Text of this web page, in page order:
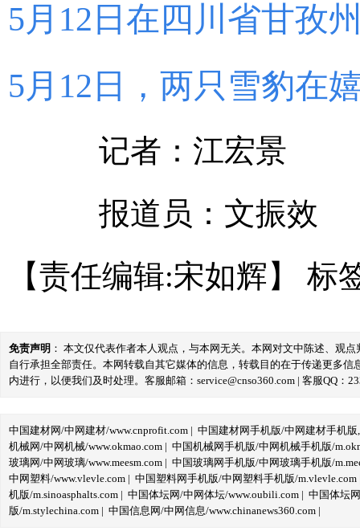
5月12日在四川省甘孜
5月12日，两只雪豹在
记者：江宏景
报道员：文振效
【责任编辑:宋如辉】 标
免责声明 ： 本文仅代表作者本人观点，与本网无关。本网对文中陈述、观
自行承担全部责任。本网转载自其它媒体的信息，转载目的在于传递更多
内进行，以便我们及时处理。客服邮箱：service@cnso360.com | 客服QQ：
中国建材网/中网建材/www.cnprofit.com | 中国建材网手机版/中网建材手机版
机械网/中网机械/www.okmao.com | 中国机械网手机版/中网机械手机版/
玻璃网/中网玻璃/www.meesm.com | 中国玻璃网手机版/中网玻璃手机版/
中网塑料/www.vlevle.com | 中国塑料网手机版/中网塑料手机版/m.vlevle.com
机版/m.sinoasphalts.com | 中国体坛网/中网体坛/www.oubili.com | 中国体坛
版/m.stylechina.com | 中国信息网/中网信息/www.chinanews360.com |